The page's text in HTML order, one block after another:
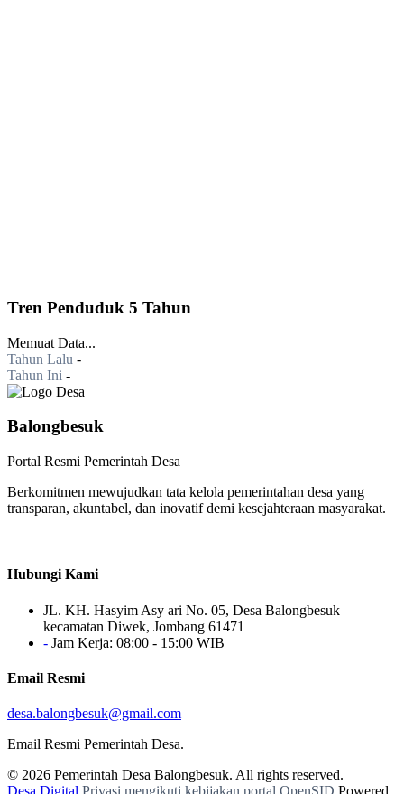
Tren Penduduk 5 Tahun
Memuat Data...
Tahun Lalu -
Tahun Ini -
Balongbesuk
Portal Resmi Pemerintah Desa
Berkomitmen mewujudkan tata kelola pemerintahan desa yang
transparan, akuntabel, dan inovatif demi kesejahteraan masyarakat.
Hubungi Kami
JL. KH. Hasyim Asy ari No. 05, Desa Balongbesuk
kecamatan Diwek, Jombang 61471
- Jam Kerja: 08:00 - 15:00 WIB
Email Resmi
desa.balongbesuk@gmail.com
Email Resmi Pemerintah Desa.
© 2026 Pemerintah Desa Balongbesuk. All rights reserved.